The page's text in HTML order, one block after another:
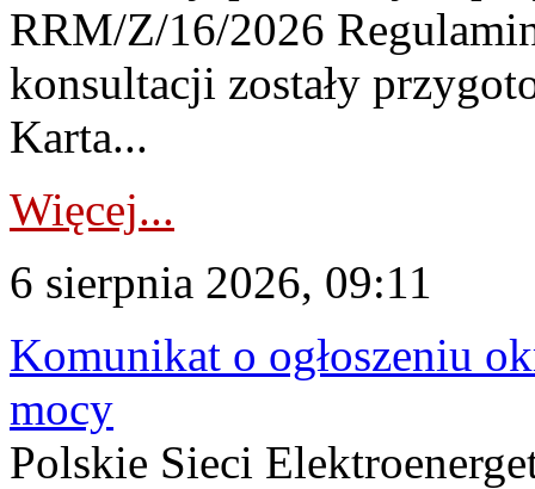
RRM/Z/16/2026
konsultacji zostały
Karta...
Więcej...
6 sierpnia 2026, 09:11
Komunikat o ogłoszeniu
mocy
Polskie Sieci